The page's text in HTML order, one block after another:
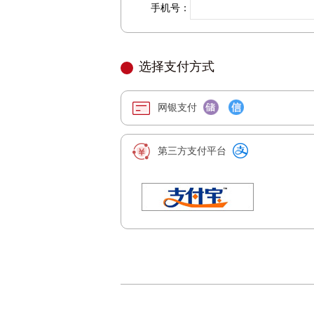
手机号：
选择支付方式
网银支付
第三方支付平台